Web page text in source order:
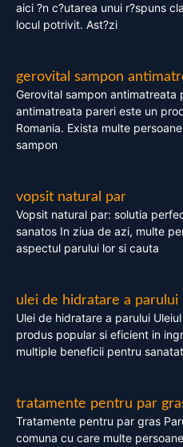
aici ?n c?utarea unui r?spuns
locul potrivit. Ast?zi
gerovital sampon
Gerovital sampon antimatreata
antimatreata pareri este un
Romania. Exista multe
sampon
vopsit natural par
Vopsit natural par: solutia
sanatos In ziua de azi, multe
aspectul parului lor si cauta
ulei de hidratare a parului
Ulei de hidratare a parului
produs popular si eficient in
multiple beneficii pentru
tratamente pentru par
Tratamente pentru par gras
comuna cu care multe